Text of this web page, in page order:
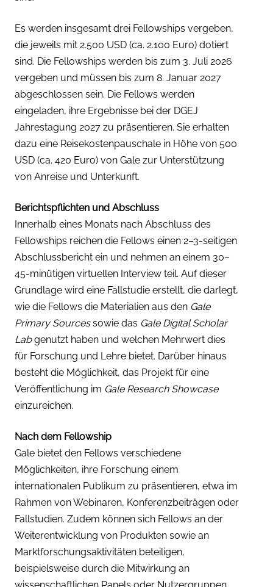
Es werden insgesamt drei Fellowships vergeben,
die jeweils mit 2.500 USD (ca. 2.100 Euro) dotiert
sind. Die Fellowships werden bis zum 3. Juli 2026
vergeben und müssen bis zum 8. Januar 2027
abgeschlossen sein. Die Fellows werden
eingeladen, ihre Ergebnisse bei der DGEJ
Jahrestagung 2027 zu präsentieren. Sie erhalten
dazu eine Reisekostenpauschale in Höhe von 500
USD (ca. 420 Euro) von Gale zur Unterstützung
von Anreise und Unterkunft.
Berichtspflichten und Abschluss
Innerhalb eines Monats nach Abschluss des
Fellowships reichen die Fellows einen 2–3-seitigen
Abschlussbericht ein und nehmen an einem 30–
45-minütigen virtuellen Interview teil. Auf dieser
Grundlage wird eine Fallstudie erstellt, die darlegt,
wie die Fellows die Materialien aus den Gale
Primary Sourcessowie das Gale Digital Scholar
Labgenutzt haben und welchen Mehrwert dies
für Forschung und Lehre bietet. Darüber hinaus
besteht die Möglichkeit, das Projekt für eine
Veröffentlichung im Gale Research Showcase
einzureichen.
Nach dem Fellowship
Gale bietet den Fellows verschiedene
Möglichkeiten, ihre Forschung einem
internationalen Publikum zu präsentieren, etwa im
Rahmen von Webinaren, Konferenzbeiträgen oder
Fallstudien. Zudem können sich Fellows an der
Weiterentwicklung von Produkten sowie an
Marktforschungsaktivitäten beteiligen,
beispielsweise durch die Mitwirkung an
wissenschaftlichen Panels oder Nutzergruppen.